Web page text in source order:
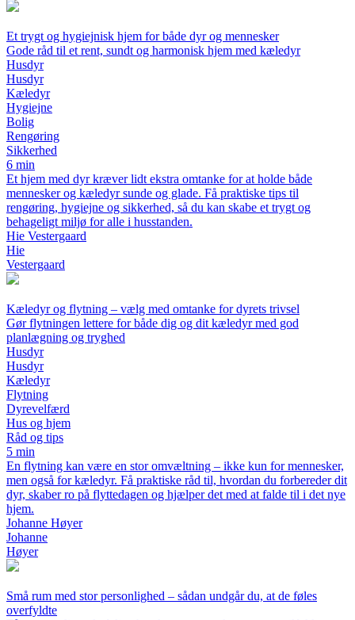
Et trygt og hygiejnisk hjem for både dyr og mennesker
Gode råd til et rent, sundt og harmonisk hjem med kæledyr
Husdyr
Husdyr
Kæledyr
Hygiejne
Bolig
Rengøring
Sikkerhed
6 min
Et hjem med dyr kræver lidt ekstra omtanke for at holde både
mennesker og kæledyr sunde og glade. Få praktiske tips til
rengøring, hygiejne og sikkerhed, så du kan skabe et trygt og
behageligt miljø for alle i husstanden.
Hie Vestergaard
Hie
Vestergaard
Kæledyr og flytning – vælg med omtanke for dyrets trivsel
Gør flytningen lettere for både dig og dit kæledyr med god
planlægning og tryghed
Husdyr
Husdyr
Kæledyr
Flytning
Dyrevelfærd
Hus og hjem
Råd og tips
5 min
En flytning kan være en stor omvæltning – ikke kun for mennesker,
men også for kæledyr. Få praktiske råd til, hvordan du forbereder dit
dyr, skaber ro på flyttedagen og hjælper det med at falde til i det nye
hjem.
Johanne Høyer
Johanne
Høyer
Små rum med stor personlighed – sådan undgår du, at de føles
overfyldte